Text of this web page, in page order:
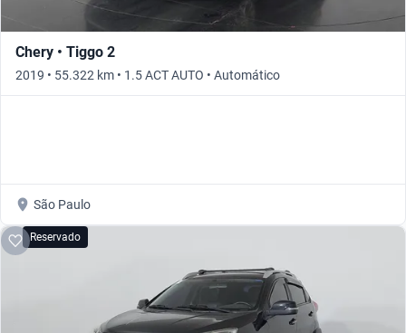
Chery • Tiggo 2
2019 • 55.322 km • 1.5 ACT AUTO • Automático
São Paulo
Reservado